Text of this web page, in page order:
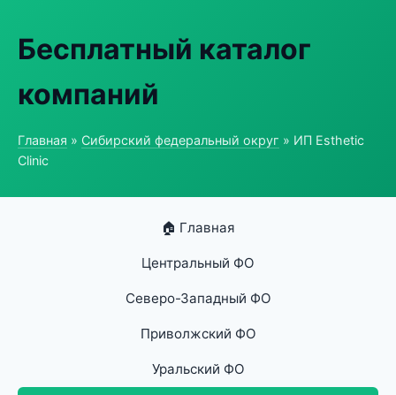
Бесплатный каталог
компаний
Главная » Сибирский федеральный округ » ИП Esthetic
Clinic
🏠 Главная
Центральный ФО
Северо-Западный ФО
Приволжский ФО
Уральский ФО